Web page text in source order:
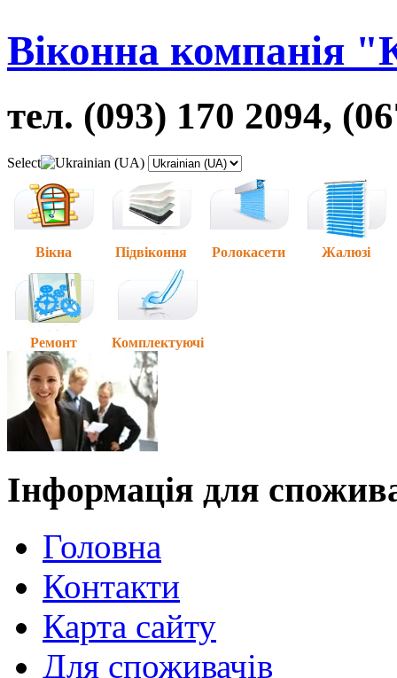
Віконна компанія
тел. (093) 170 2094,
Select
Вікна Підвіконня Ролокасети Жалюзі
Ремонт Комплектуючі
Інформація для
Головна
Контакти
Карта сайту
Для споживачів